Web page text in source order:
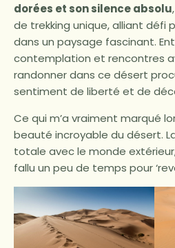
dorées et son silence absolu
de trekking unique, alliant défi
dans un paysage fascinant.
contemplation et rencontres
randonner dans ce désert
sentiment de liberté et de
Ce qui m’a vraiment marqué
beauté incroyable du désert.
totale avec le monde
fallu un peu de temps pour